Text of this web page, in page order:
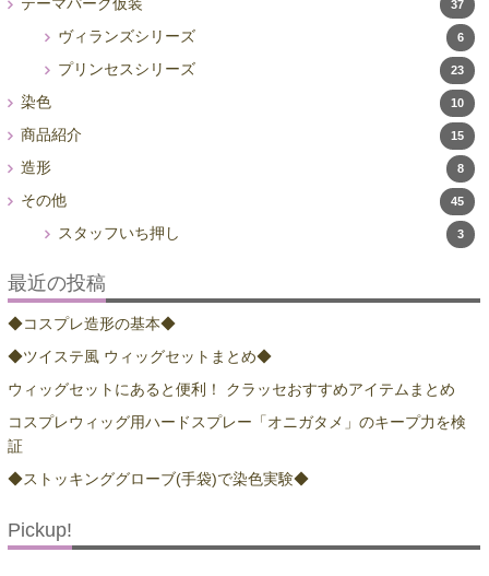
37
ヴィランズシリーズ 6
プリンセスシリーズ 23
染色 10
商品紹介 15
造形 8
その他 45
スタッフいち押し 3
最近の投稿
◆コスプレ造形の基本◆
◆ツイステ風 ウィッグセットまとめ◆
ウィッグセットにあると便利！ クラッセおすすめアイテムまとめ
コスプレウィッグ用ハードスプレー「オニガタメ」のキープ力を検
証
◆ストッキンググローブ(手袋)で染色実験◆
Pickup!